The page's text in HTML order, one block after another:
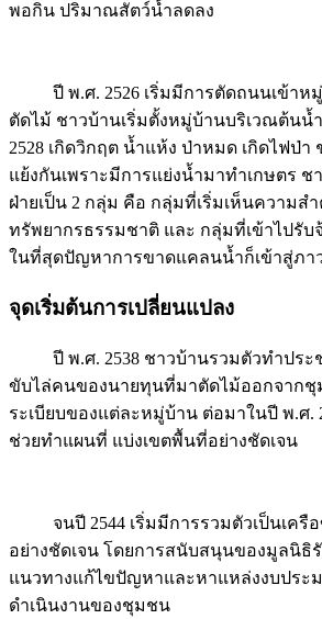
พอกิน ปริมาณสัตว์น้ำลดลง
ปี พ.ศ. 2526 เริ่มมีการตัดถนนเข้าห
ตัดไม้ ชาวบ้านเริ่มตั้งหมู่บ้านบริเวณต้นน้
2528 เกิดวิกฤต น้ำแห้ง ป่าหมด เกิดไฟป่
แย้งกันเพราะมีการแย่งน้ำมาทำเกษตร ช
ฝ่ายเป็น 2 กลุ่ม คือ กลุ่มที่เริ่มเห็นความส
ทรัพยากรธรรมชาติ และ กลุ่มที่เข้าไปรับ
ในที่สุดปัญหาการขาดแคลนน้ำก็เข้าสู่ภา
จุดเริ่มต้นการเปลี่ยนแปลง
ปี พ.ศ. 2538 ชาวบ้านรวมตัวทำปร
ขับไล่คนของนายทุนที่มาตัดไม้ออกจากชุ
ระเบียบของแต่ละหมู่บ้าน ต่อมาในปี พ.ศ.
ช่วยทำแผนที่ แบ่งเขตพื้นที่อย่างชัดเจน
จนปี 2544 เริ่มมีการรวมตัวเป็นเค
อย่างชัดเจน โดยการสนับสนุนของมูลนิธิ
แนวทางแก้ไขปัญหาและหาแหล่งงบปร
ดำเนินงานของชุมชน